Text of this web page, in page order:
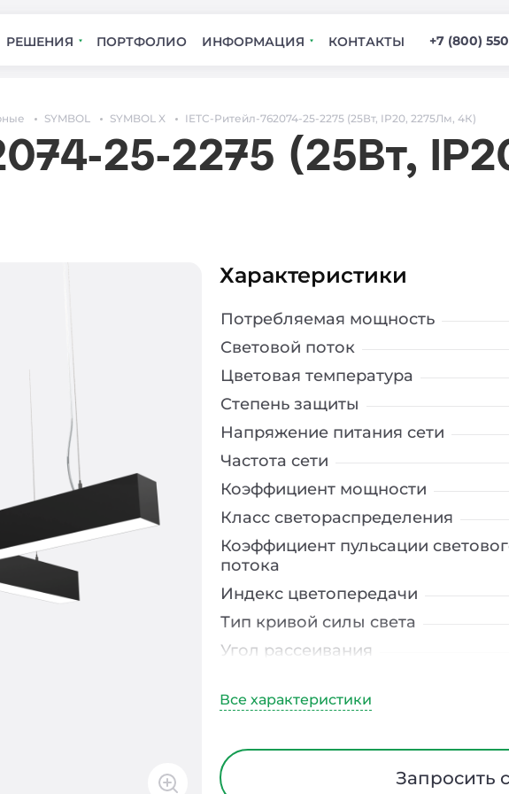
РЕШЕНИЯ ПОРТФОЛИО ИНФОРМАЦИЯ КОНТАКТЫ +7 (800)
SYMBOL SYMBOL X IETC-Ритейл-762074-25-2275 (25Вт, IP20, 2275Лм, 4К)
25-2275 (25Вт,
Характеристики
Потребляемая мощность
Световой поток
Цветовая температура
Степень защиты
Напряжение питания сети
Частота сети
Коэффициент мощности
Класс светораспределения
Коэффициент пульсации
потока
Индекс цветопередачи
Тип кривой силы света
Угол рассеивания
Диапазон рабочих температур
Материал корпуса
Запросить